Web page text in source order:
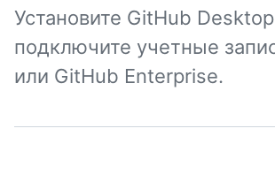
Установите GitHub
подключите учетные
или GitHub Enterprise.